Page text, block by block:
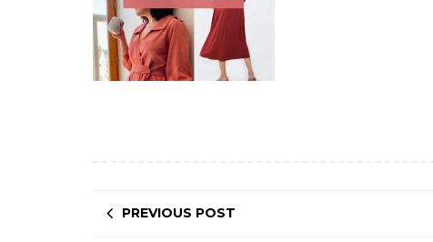
PREVIOUS POST